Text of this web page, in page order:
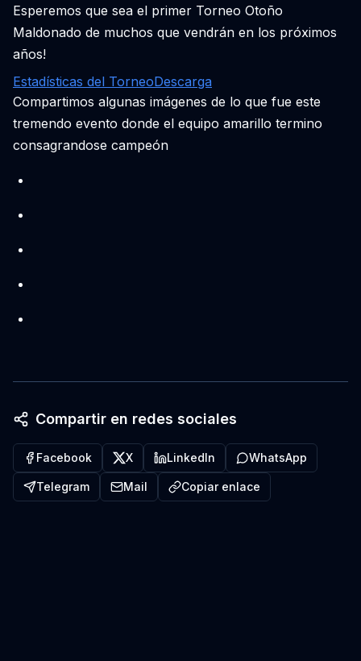
Esperemos que sea el primer Torneo Otoño
Maldonado de muchos que vendrán en los próximos
años!
Estadísticas del TorneoDescarga
Compartimos algunas imágenes de lo que fue este
tremendo evento donde el equipo amarillo termino
consagrandose campeón
Compartir en redes sociales
Facebook X LinkedIn WhatsApp
Telegram Mail Copiar enlace